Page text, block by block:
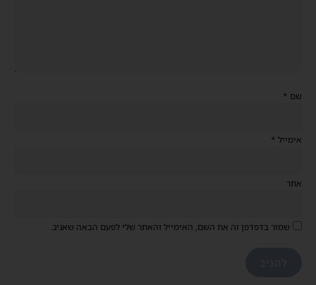
שם *
אימייל *
אתר
שמור בדפדפן זה את השם, האימייל והאתר שלי לפעם הבאה שאגיב.